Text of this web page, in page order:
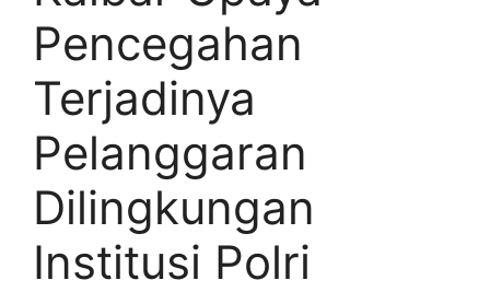
Pencegahan
Terjadinya
Pelanggaran
Dilingkungan
Institusi Polri